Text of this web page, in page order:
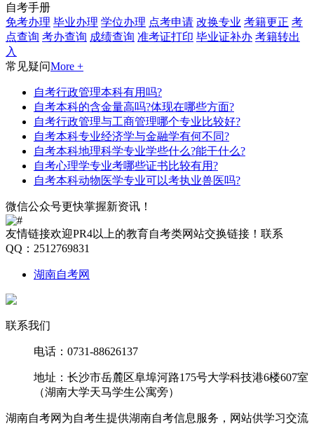
自考手册
免考办理 毕业办理 学位办理 点考申请 改换专业 考籍更正 考
点查询 考办查询 成绩查询 准考证打印 毕业证补办 考籍转出
入
常见疑问More +
自考行政管理本科有用吗?
自考本科的含金量高吗?体现在哪些方面?
自考行政管理与工商管理哪个专业比较好?
自考本科专业经济学与金融学有何不同?
自考本科地理科学专业学些什么?能干什么?
自考心理学专业考哪些证书比较有用?
自考本科动物医学专业可以考执业兽医吗?
微信公众号更快掌握新资讯！
友情链接欢迎PR4以上的教育自考类网站交换链接！联系
QQ：2512769831
湖南自考网
联系我们
电话：0731-88626137
地址：长沙市岳麓区阜埠河路175号大学科技港6楼607室
（湖南大学天马学生公寓旁）
湖南自考网为自考生提供湖南自考信息服务，网站供学习交流